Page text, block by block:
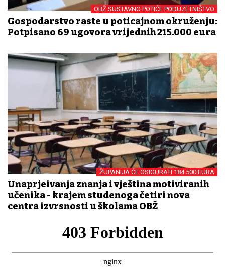
OBŽ SUSTAVNO POTIČE PODUZETNIŠTVO
Gospodarstvo raste u poticajnom okruženju:
Potpisano 69 ugovora vrijednih 215.000 eura
ŽUPANIJA ĆE OSIGURATI 184.500 EURA
Unaprjeđivanja znanja i vještina motiviranih
učenika - krajem studenoga četiri nova
centra izvrsnosti u školama OBŽ